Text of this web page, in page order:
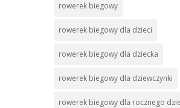
rowerek biegowy
rowerek biegowy dla dzieci
rowerek biegowy dla dziecka
rowerek biegowy dla dziewczynki
rowerek biegowy dla rocznego